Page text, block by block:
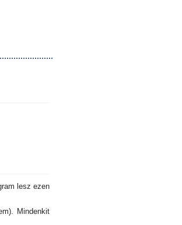
lesz ezen
Mindenkit